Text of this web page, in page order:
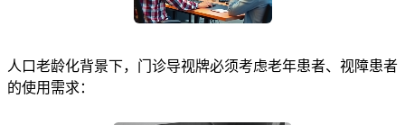
人口老龄化背景下，门诊导视牌必须考虑老年患者、视障患者
的使用需求：